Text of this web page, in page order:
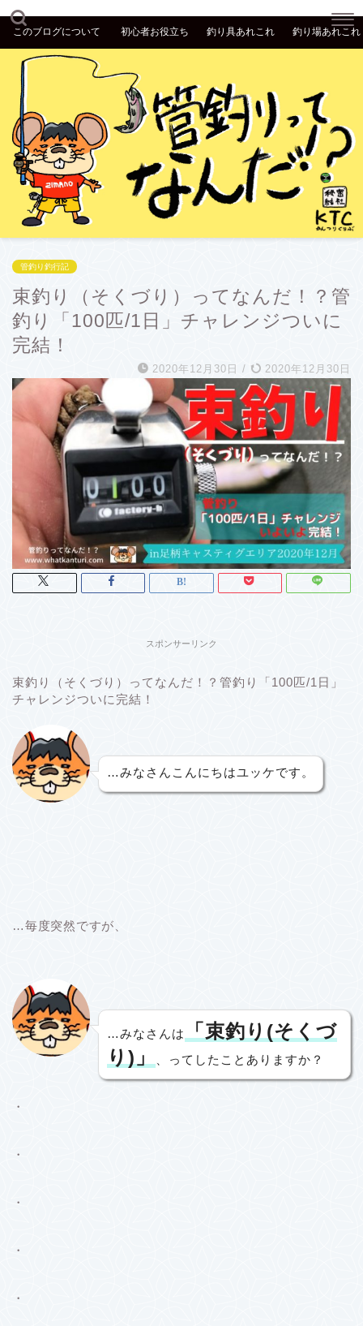
このブログについて 初心者お役立ち 釣り具あれこれ 釣り場あれこれ
管釣り釣行記
束釣り（そくづり）ってなんだ！？管
釣り「100匹/1日」チャレンジついに
完結！
2020年12月30日 / 2020年12月30日
スポンサーリンク
束釣り（そくづり）ってなんだ！？管釣り「100匹/1日」
チャレンジついに完結！
…みなさんこんにちはユッケです。
…毎度突然ですが、
…みなさんは
「束釣り(そくづ
り)」
、ってしたことありますか？
・
・
・
・
・